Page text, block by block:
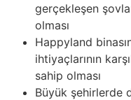
gerçekleşen
olması
Happyland
ihtiyaçlarının
sahip olması
Büyük şehirlerde